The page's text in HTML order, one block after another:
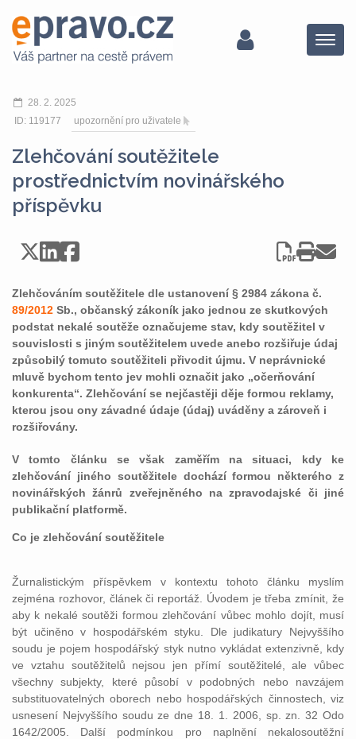
Menu
28. 2. 2025
ID: 119177
upozornění pro uživatele
Zlehčování soutěžitele
prostřednictvím novinářského
příspěvku
Zlehčováním soutěžitele dle ustanovení § 2984 zákona č.
89/2012 Sb., občanský zákoník jako jednou ze skutkových
podstat nekalé soutěže označujeme stav, kdy soutěžitel v
souvislosti s jiným soutěžitelem uvede anebo rozšiřuje údaj
způsobilý tomuto soutěžiteli přivodit újmu. V neprávnické
mluvě bychom tento jev mohli označit jako „očerňování
konkurenta“. Zlehčování se nejčastěji děje formou reklamy,
kterou jsou ony závadné údaje (údaj) uváděny a zároveň i
rozšiřovány.
V tomto článku se však zaměřím na situaci, kdy ke
zlehčování jiného soutěžitele dochází formou některého z
novinářských žánrů zveřejněného na zpravodajské či jiné
publikační platformě.
Co je zlehčování soutěžitele
Žurnalistickým příspěvkem v kontextu tohoto článku myslím
zejména rozhovor, článek či reportáž. Úvodem je třeba zmínit, že
aby k nekalé soutěži formou zlehčování vůbec mohlo dojít, musí
být učiněno v hospodářském styku. Dle judikatury Nejvyššího
soudu je pojem hospodářský styk nutno vykládat extenzivně, kdy
ve vztahu soutěžitelů nejsou jen přímí soutěžitelé, ale vůbec
všechny subjekty, které působí v podobných nebo navzájem
substituovatelných oborech nebo hospodářských činnostech, viz
usnesení Nejvyššího soudu ze dne 18. 1. 2006, sp. zn. 32 Odo
1642/2005. Další podmínkou pro naplnění nekalosoutěžní